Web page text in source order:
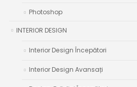
Photoshop
INTERIOR DESIGN
Interior Design Începători
Interior Design Avansați